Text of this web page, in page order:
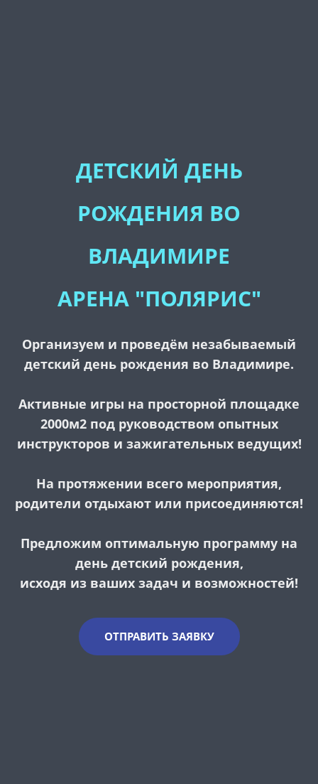
ДЕТСКИЙ ДЕНЬ
РОЖДЕНИЯ ВО
ВЛАДИМИРЕ
АРЕНА "ПОЛЯРИС"
Организуем и проведём незабываемый
детский день рождения во Владимире.
Активные игры на просторной площадке
2000м2 под руководством опытных
инструкторов и зажигательных ведущих!
На протяжении всего мероприятия,
родители отдыхают или присоединяются!
Предложим оптимальную программу на
день детский рождения,
исходя из ваших задач и возможностей!
ОТПРАВИТЬ ЗАЯВКУ